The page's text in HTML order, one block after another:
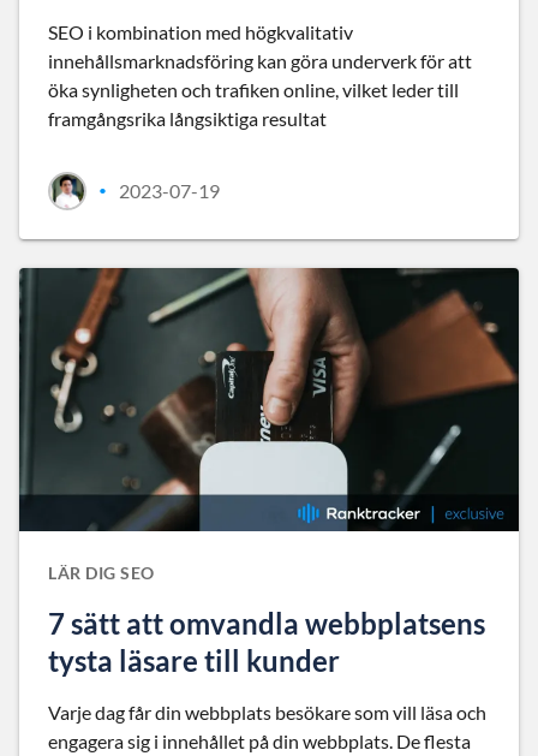
SEO i kombination med högkvalitativ
innehållsmarknadsföring kan göra underverk för att
öka synligheten och trafiken online, vilket leder till
framgångsrika långsiktiga resultat
• 2023-07-19
LÄR DIG SEO
7 sätt att omvandla webbplatsens
tysta läsare till kunder
Varje dag får din webbplats besökare som vill läsa och
engagera sig i innehållet på din webbplats. De flesta